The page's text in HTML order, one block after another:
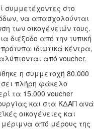
συμμετέχοντες στο
να απασχολούνται
των οικογένειών τους.
διέξοδο από την τυπική
ιδιωτικά κέντρα,
από voucher.
η συμμετοχή 80.000
πλήρη φάκελο
τα 15.000 voucher
και στα ΚΔΑΠ ανά
οικογένειες και
μέριμνα από μέρους της